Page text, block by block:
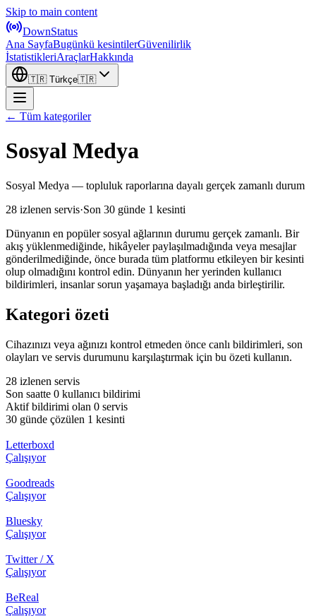
Skip to main content
DownStatus
Ana SayfaBugünkü kesintilerGüvenilirlik
İstatistikleriAraçlarHakkında
🇹🇷 Türkçe🇹🇷
← Tüm kategoriler
Sosyal Medya
Sosyal Medya — topluluk raporlarına dayalı gerçek zamanlı durum
28 izlenen servis·Son 30 günde 1 kesinti
Dünyanın en popüler sosyal ağlarının durumu gerçek zamanlı. Bir
akış yüklenmediğinde, hikâyeler paylaşılmadığında veya mesajlar
gönderilmediğinde, önce burada tüm platformu etkileyen bir kesinti
olup olmadığını kontrol edin. Dünyanın her yerinden kullanıcı
bildirimleri, insanlar sorun yaşamaya başladığı anda birleştirilir.
Kategori özeti
Cihazınızı veya ağınızı kontrol etmeden önce canlı bildirimleri, son
olayları ve servis durumunu karşılaştırmak için bu özeti kullanın.
28 izlenen servis
Son saatte 0 kullanıcı bildirimi
Aktif bildirimi olan 0 servis
30 günde çözülen 1 kesinti
Letterboxd
Çalışıyor
Goodreads
Çalışıyor
Bluesky
Çalışıyor
Twitter / X
Çalışıyor
BeReal
Çalışıyor